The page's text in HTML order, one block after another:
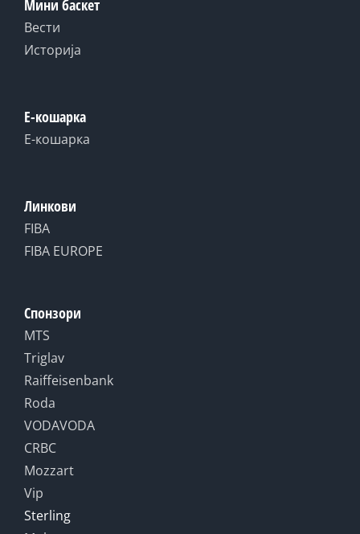
Мини баскет
Вести
Историја
Е-кошарка
Е-кошарка
Линкови
FIBA
FIBA EUROPE
Спонзори
MTS
Triglav
Raiffeisenbank
Roda
VODAVODA
CRBC
Mozzart
Vip
Sterling